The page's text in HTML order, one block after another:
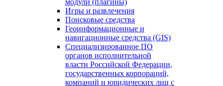
Игры и развлечения
Поисковые средства
Геоинформационные и
навигационные средства (GIS)
Специализированное ПО
органов исполнительной
власти Российской Федерации,
государственных корпораций,
компаний и юридических лиц с